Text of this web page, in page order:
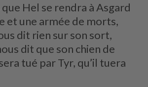
Hel se rendra à Asgard
et une armée de morts,
dit rien sur son sort,
dit que son chien de
tué par Tyr, qu’il tuera